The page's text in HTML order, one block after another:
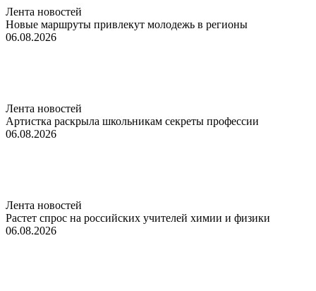
Лента новостей
Новые маршруты привлекут молодежь в регионы
06.08.2026
Лента новостей
Артистка раскрыла школьникам секреты профессии
06.08.2026
Лента новостей
Растет спрос на российских учителей химии и физики
06.08.2026